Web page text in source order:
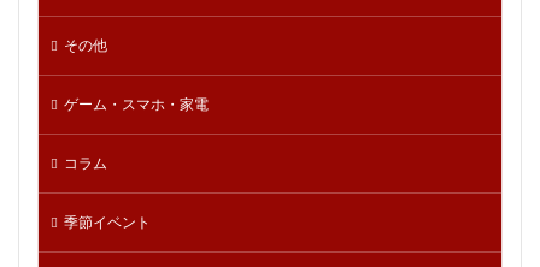
その他
ゲーム・スマホ・家電
コラム
季節イベント